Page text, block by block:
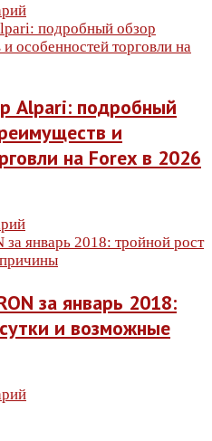
Alpari: подробный
и
на Forex в 2026
за январь 2018:
и возможные